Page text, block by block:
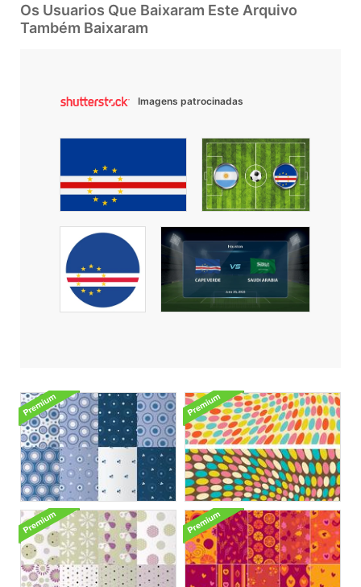
Os Usuarios Que Baixaram Este Arquivo
Também Baixaram
Imagens patrocinadas